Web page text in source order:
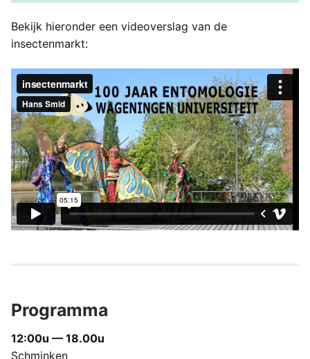
Bekijk hieronder een videoverslag van de
insectenmarkt:
Programma
12:00u — 18.00u
Schminken